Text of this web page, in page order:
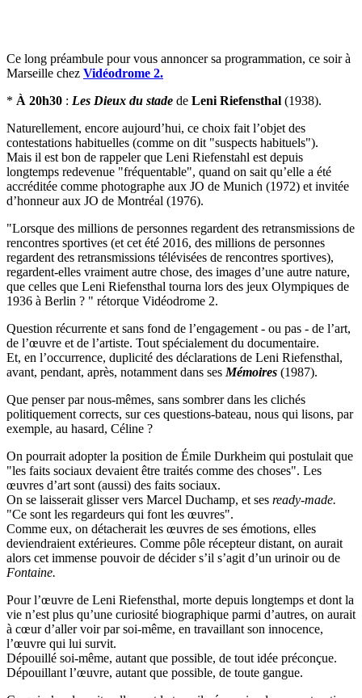
Ce long préambule pour vous annoncer sa programmation, ce soir à
Marseille chez Vidéodrome 2.
* À 20h30 : Les Dieux du stade de Leni Riefensthal (1938).
Naturellement, encore aujourd’hui, ce choix fait l’objet des
contestations habituelles (comme on dit "suspects habituels").
Mais il est bon de rappeler que Leni Riefenstahl est depuis
longtemps redevenue "fréquentable", quand on sait qu’elle a été
accréditée comme photographe aux JO de Munich (1972) et invitée
d’honneur aux JO de Montréal (1976).
"Lorsque des millions de personnes regardent des retransmissions de
rencontres sportives (et cet été 2016, des millions de personnes
regardent des retransmissions télévisées de rencontres sportives),
regardent-elles vraiment autre chose, des images d’une autre nature,
que celles que Leni Riefensthal tourna lors des jeux Olympiques de
1936 à Berlin ? " rétorque Vidéodrome 2.
Question récurrente et sans fond de l’engagement - ou pas - de l’art,
de l’œuvre et de l’artiste. Tout spécialement du documentaire.
Et, en l’occurrence, duplicité des déclarations de Leni Riefensthal,
avant, pendant, après, notamment dans ses Mémoires (1987).
Que penser par nous-mêmes, sans sombrer dans les clichés
politiquement corrects, sur ces questions-bateau, nous qui lisons, par
exemple, au hasard, Céline ?
On pourrait adopter la position de Émile Durkheim qui postulait que
"les faits sociaux devaient être traités comme des choses". Les
œuvres d’art sont (aussi) des faits sociaux.
On se laisserait glisser vers Marcel Duchamp, et ses ready-made.
"Ce sont les regardeurs qui font les œuvres".
Comme eux, on détacherait les œuvres de ses émotions, elles
deviendraient extérieures. Comme pôle récepteur distant, on aurait
alors cet immense pouvoir de décider s’il s’agit d’un urinoir ou de
Fontaine.
Pour l’œuvre de Leni Riefensthal, morte depuis longtemps et dont la
vie n’est plus qu’une curiosité biographique parmi d’autres, on aurait
à cœur d’aller voir par soi-même, en travaillant son innocence,
l’œuvre qui lui survit.
Dépouillé soi-même, autant que possible, de tout idée préconçue.
Dépouillant l’œuvre, autant que possible, de toute gangue.